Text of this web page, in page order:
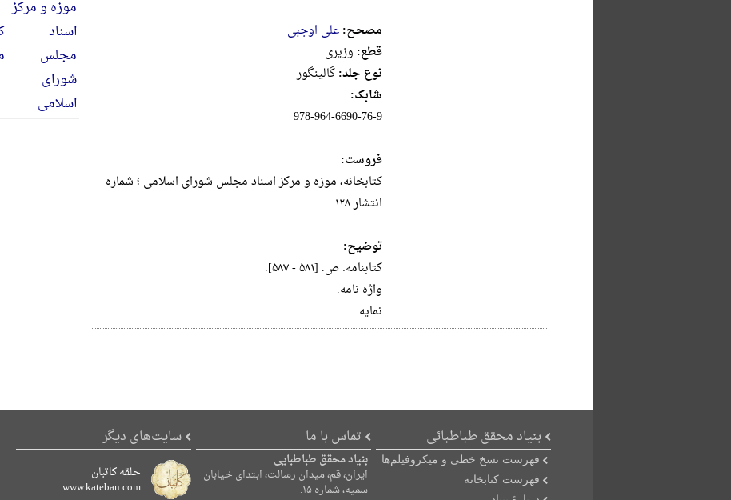
مصحح:علی اوجبی
قطع: وزيرى
نوع جلد:گالینگور
شابک:
978-964-6690-76-9
فروست:
کتابخانه، موزه و مرکز اسناد مجلس شورای اسلامی ؛ شماره
انتشار ۱۲۸
توضیح:
کتابنامه: ص. [۵۸۱ - ۵۸۷].
واژه نامه.
نمایه.
بنیاد محقق طباطبائی
فهرست نسخ خطی و میکروفیلم‌ها
فهرست کتابخانه
تماس با ما
بنیاد محقق طباطبایی
ایران، قم، میدان رسالت، ابتدای خیابان
سمیه، شماره ۱۵.
سایت‌های دیگر
حلقه کاتبان
www.kateban.com